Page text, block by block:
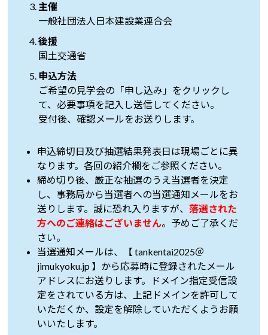
主催
一般社団法人日本建設業連合会
後援
国土交通省
申込方法
ご希望の見学会の「申し込み」をクリックし
て、必要事項を記入し送信してください。
受付後、確認メールをお送りします。
申込締切日及び抽選結果発表日は現場ごとに異
なります。各回の紹介欄をご参照ください。
締め切り後、厳正な抽選のうえ当選者を決定
し、事務局から当選者への当選通知メールをお
送りします。誠に恐れ入りますが、落選された
方へのご連絡はございません。予めご了承くだ
さい。
当選通知メールは、【 tankentai2025＠
jimukyoku.jp 】から応募時に登録されたメール
アドレスにお送りします。ドメイン指定受信設
定をされている方は、上記ドメインを許可して
いただくか、設定を解除していただくようお願
いいたします。